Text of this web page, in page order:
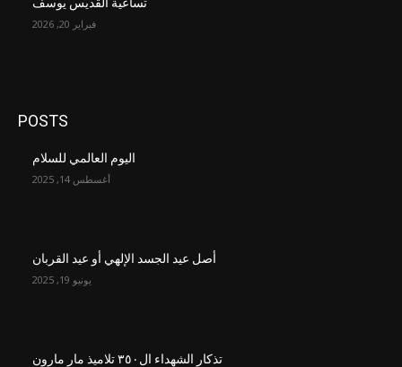
فبراير 20, 2026
POSTS
اليوم العالمي للسلام
أغسطس 14, 2025
أصل عيد الجسد الإلهي أو عيد القربان
يونيو 19, 2025
تذكار الشهداء ال٣٥٠ تلاميذ مار مارون